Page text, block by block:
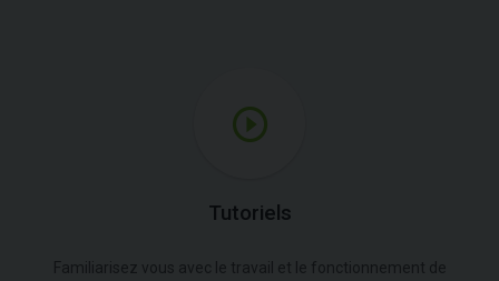
Tutoriels
Familiarisez vous avec le travail et le fonctionnement de